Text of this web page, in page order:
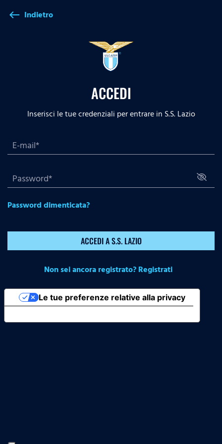
west Indietro
ACCEDI
Inserisci le tue credenziali per entrare in S.S. Lazio
Password dimenticata?
ACCEDI A S.S. LAZIO
Non sei ancora registrato? Registrati
Le tue preferenze relative alla privacy